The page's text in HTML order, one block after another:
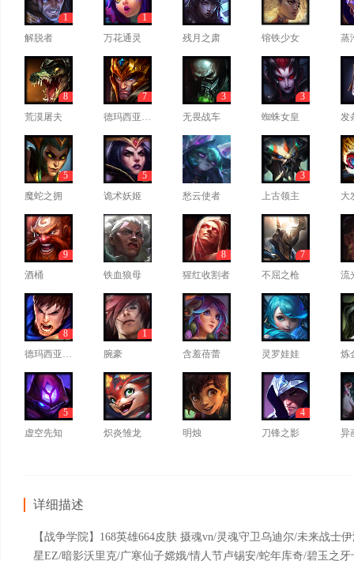
解脱者
1
万花通灵
1
残月之肃
镕铁少女 蒸
荒漠屠夫
8
德玛西亚皇子
7
无畏战车
3
蜘蛛女皇
3
发
魔蛇之拥
5
诡术妖姬
5
愁云使者
上古领主
3
大
酒桶
9
铁血狼母
猩红收割者
8
不屈之枪
7
流
德玛西亚之力
8
腕豪
1
含羞蓓蕾
灵罗娃娃 炼
虚空先知
5
炽炎雏龙
明烛 刀锋之影
4
异
详细描述
【战争学院】168英雄664皮肤 摄魂vn/灵魂守卫乌迪尔/未来战
星EZ/暗影沃里克/广寒仙子嫦娥/情人节卢锡安/蛇年库奇/碧玉之